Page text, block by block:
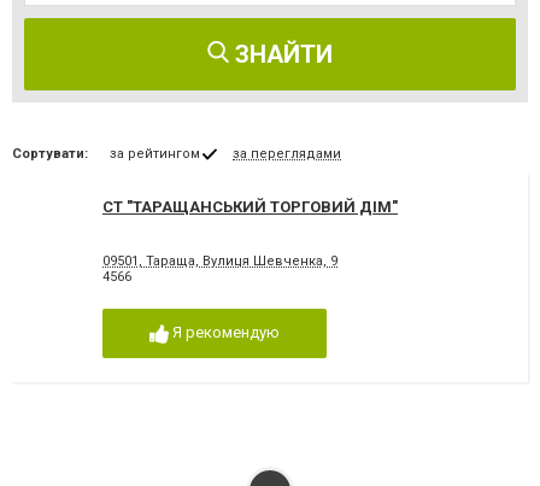
ЗНАЙТИ
Сортувати: за рейтингом за переглядами
СТ "ТАРАЩАНСЬКИЙ ТОРГОВИЙ ДІМ"
09501, Тараща, Вулиця Шевченка, 9
4566
Я рекомендую